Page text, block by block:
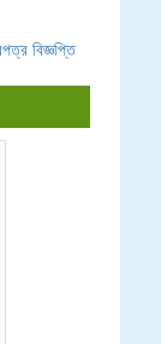
বিজ্ঞপ্তি